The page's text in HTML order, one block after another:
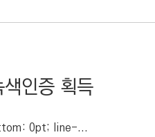
인증 획득
0pt; line-...